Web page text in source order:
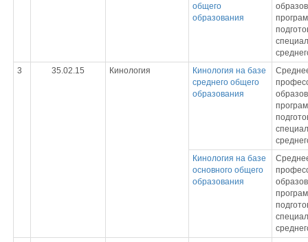
общего
образования
3
35.02.15 Кинология
Кинология на базе
среднего общего
образования
Кинология на базе
основного общего
образования